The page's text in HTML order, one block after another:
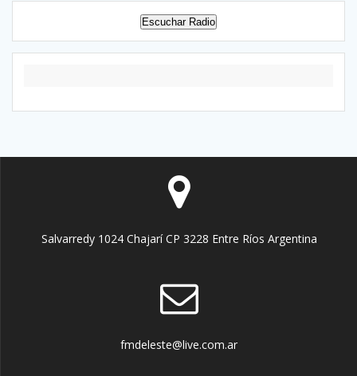
Escuchar Radio
Salvarredy 1024 Chajarí CP 3228 Entre Ríos Argentina
fmdeleste@live.com.ar